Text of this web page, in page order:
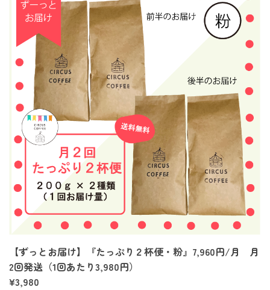
【ずっとお届け】『たっぷり２杯便・粉』7,960円/月 月
2回発送（1回あたり3,980円）
¥3,980